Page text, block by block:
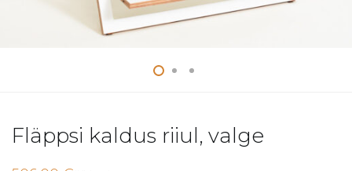
Fläppsi kaldus riiul, valge